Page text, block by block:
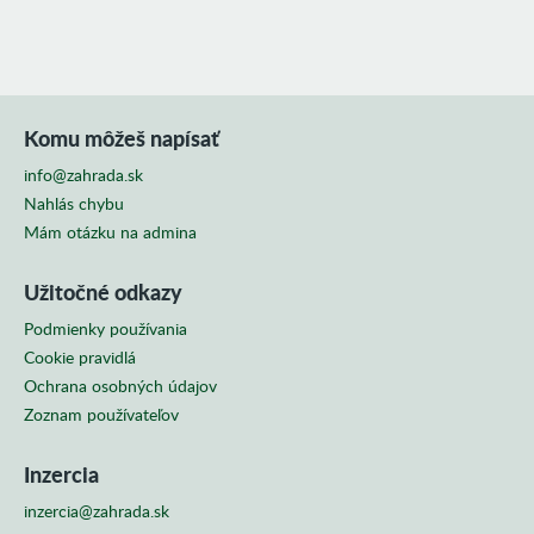
Komu môžeš napísať
info@zahrada.sk
Nahlás chybu
Mám otázku na admina
Užitočné odkazy
Podmienky používania
Cookie pravidlá
Ochrana osobných údajov
Zoznam používateľov
Inzercia
inzercia@zahrada.sk